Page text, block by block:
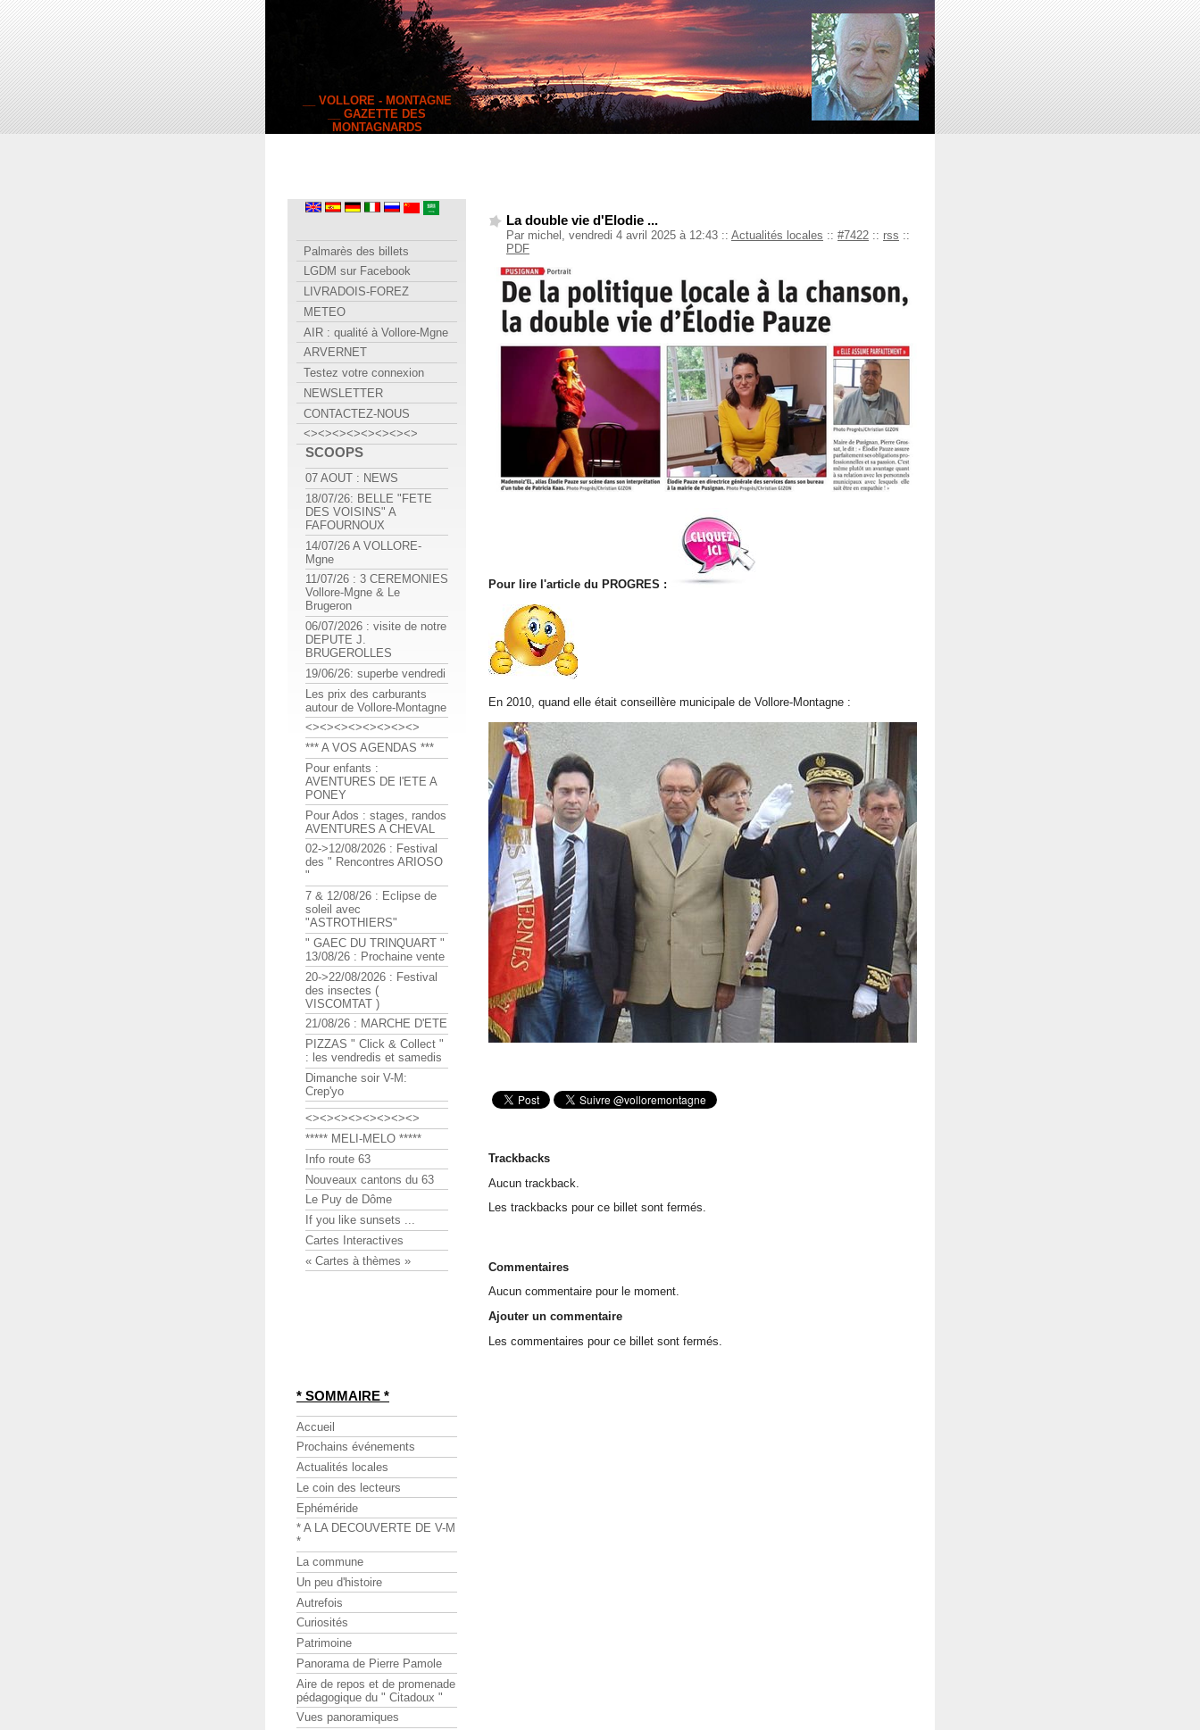
__ VOLLORE - MONTAGNE
__ GAZETTE DES
MONTAGNARDS
La double vie d'Elodie ...
Par michel, vendredi 4 avril 2025 à 12:43 :: Actualités locales :: #7422 :: rss ::
PDF
Pour lire l'article du PROGRES :
En 2010, quand elle était conseillère municipale de Vollore-Montagne :
Trackbacks
Aucun trackback.
Les trackbacks pour ce billet sont fermés.
Commentaires
Aucun commentaire pour le moment.
Ajouter un commentaire
Les commentaires pour ce billet sont fermés.
Palmarès des billets
LGDM sur Facebook
LIVRADOIS-FOREZ
METEO
AIR : qualité à Vollore-Mgne
ARVERNET
Testez votre connexion
NEWSLETTER
CONTACTEZ-NOUS
<><><><><><><><>
SCOOPS
07 AOUT : NEWS
18/07/26: BELLE "FETE
DES VOISINS" A
FAFOURNOUX
14/07/26 A VOLLORE-
Mgne
11/07/26 : 3 CEREMONIES
Vollore-Mgne & Le
Brugeron
06/07/2026 : visite de notre
DEPUTE J.
BRUGEROLLES
19/06/26: superbe vendredi
Les prix des carburants
autour de Vollore-Montagne
<><><><><><><><>
*** A VOS AGENDAS ***
Pour enfants :
AVENTURES DE l'ETE A
PONEY
Pour Ados : stages, randos
AVENTURES A CHEVAL
02->12/08/2026 : Festival
des " Rencontres ARIOSO
"
7 & 12/08/26 : Eclipse de
soleil avec
"ASTROTHIERS"
" GAEC DU TRINQUART "
13/08/26 : Prochaine vente
20->22/08/2026 : Festival
des insectes (
VISCOMTAT )
21/08/26 : MARCHE D'ETE
PIZZAS " Click & Collect "
: les vendredis et samedis
Dimanche soir V-M:
Crep'yo
<><><><><><><><>
***** MELI-MELO *****
Info route 63
Nouveaux cantons du 63
Le Puy de Dôme
If you like sunsets ...
Cartes Interactives
« Cartes à thèmes »
* SOMMAIRE *
Accueil
Prochains événements
Actualités locales
Le coin des lecteurs
Ephéméride
* A LA DECOUVERTE DE V-M
*
La commune
Un peu d'histoire
Autrefois
Curiosités
Patrimoine
Panorama de Pierre Pamole
Aire de repos et de promenade
pédagogique du " Citadoux "
Vues panoramiques